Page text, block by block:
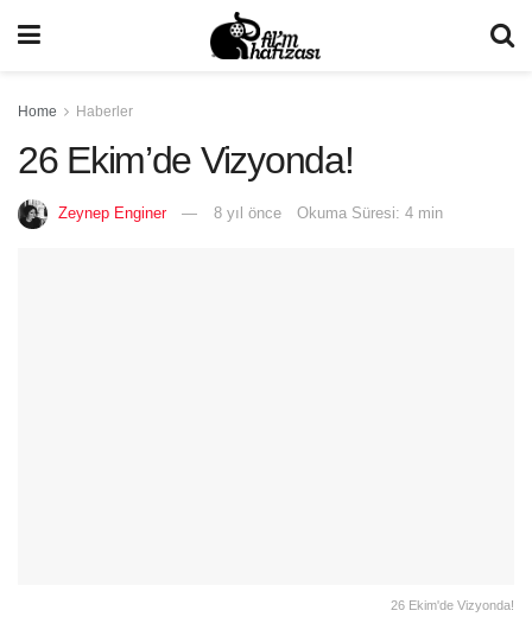
Home Haberler
26 Ekim’de Vizyonda!
Zeynep Enginer 8 yıl önce Okuma Süresi: 4 min
26 Ekim'de Vizyonda!